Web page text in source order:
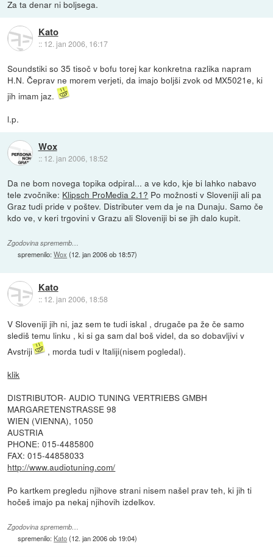
Za ta denar ni boljsega.
Kato
:: 12. jan 2006, 16:17
Soundstiki so 35 tisoč v bofu torej kar konkretna razlika napram
H.N. Čeprav ne morem verjeti, da imajo boljši zvok od MX5021e, ki
jih imam jaz.
l.p.
Wox
:: 12. jan 2006, 18:52
Da ne bom novega topika odpiral... a ve kdo, kje bi lahko nabavo
tele zvočnike: Klipsch ProMedia 2.1? Po možnosti v Sloveniji ali pa
Graz tudi pride v poštev. Distributer vem da je na Dunaju. Samo če
kdo ve, v keri trgovini v Grazu ali Sloveniji bi se jih dalo kupit.
Zgodovina sprememb…
spremenilo:Wox (12. jan 2006 ob 18:57)
Kato
:: 12. jan 2006, 18:58
V Sloveniji jih ni, jaz sem te tudi iskal , drugače pa že če samo
slediš temu linku , ki si ga sam dal boš videl, da so dobavljivi v
Avstriji
, morda tudi v Italiji(nisem pogledal).
klik
DISTRIBUTOR- AUDIO TUNING VERTRIEBS GMBH
MARGARETENSTRASSE 98
WIEN (VIENNA), 1050
AUSTRIA
PHONE: 015-4485800
FAX: 015-44858033
http://www.audiotuning.com/
Po kartkem pregledu njihove strani nisem našel prav teh, ki jih ti
hočeš imajo pa nekaj njihovih izdelkov.
Zgodovina sprememb…
spremenilo: Kato(12. jan 2006 ob 19:04)